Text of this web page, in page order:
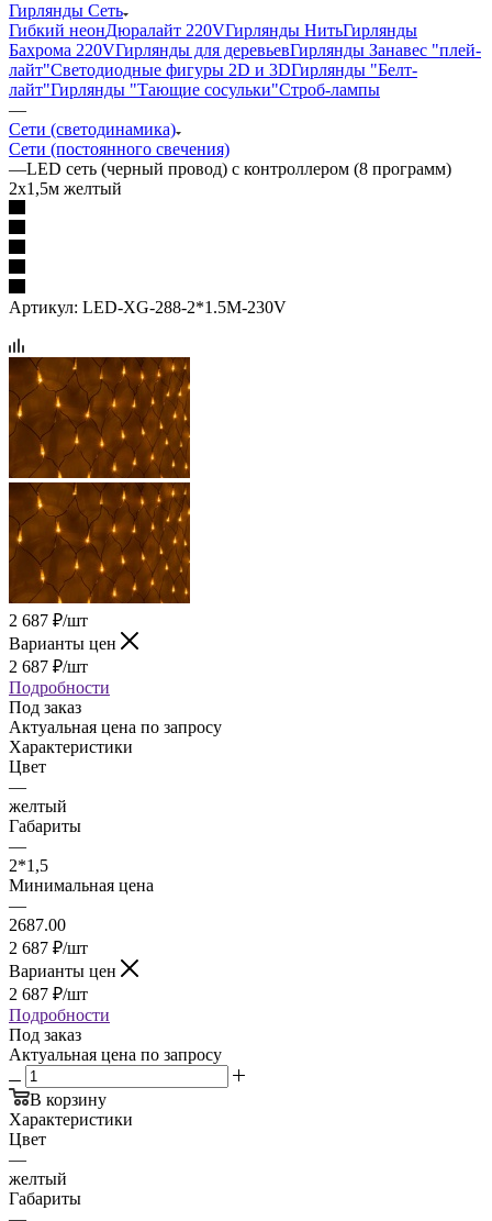
Гирлянды Сеть
Гибкий неонДюралайт 220VГирлянды НитьГирлянды
Бахрома 220VГирлянды для деревьевГирлянды Занавес "плей-
лайт"Светодиодные фигуры 2D и 3DГирлянды "Белт-
лайт"Гирлянды "Тающие сосульки"Строб-лампы
—
Сети (светодинамика)
Сети (постоянного свечения)
—LED сеть (черный провод) с контроллером (8 программ)
2х1,5м желтый
Артикул: LED-XG-288-2*1.5M-230V
2 687 ₽/шт
Варианты цен
2 687 ₽/шт
Подробности
Под заказ
Актуальная цена по запросу
Характеристики
Цвет
—
желтый
Габариты
—
2*1,5
Минимальная цена
—
2687.00
2 687 ₽/шт
Варианты цен
2 687 ₽/шт
Подробности
Под заказ
Актуальная цена по запросу
В корзину
Характеристики
Цвет
—
желтый
Габариты